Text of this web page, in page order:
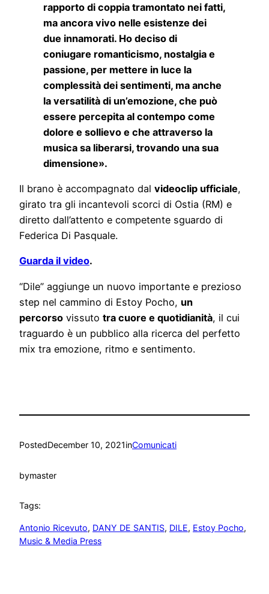
rapporto di coppia tramontato nei fatti,
ma ancora vivo nelle esistenze dei
due innamorati. Ho deciso di
coniugare romanticismo, nostalgia e
passione, per mettere in luce la
complessità dei sentimenti, ma anche
la versatilità di un’emozione, che può
essere percepita al contempo come
dolore e sollievo e che attraverso la
musica sa liberarsi, trovando una sua
dimensione».
Il brano è accompagnato dal videoclip ufficiale,
girato tra gli incantevoli scorci di Ostia (RM) e
diretto dall’attento e competente sguardo di
Federica Di Pasquale.
Guarda il video.
“Dile” aggiunge un nuovo importante e prezioso
step nel cammino di Estoy Pocho, un
percorso vissuto tra cuore e quotidianità, il cui
traguardo è un pubblico alla ricerca del perfetto
mix tra emozione, ritmo e sentimento.
PostedDecember 10, 2021inComunicati
bymaster
Tags:
Antonio Ricevuto, DANY DE SANTIS, DILE, Estoy Pocho
Music & Media Press